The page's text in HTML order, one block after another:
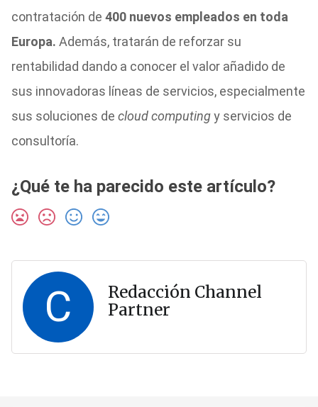
contratación de 400 nuevos empleados en toda
Europa. Además, tratarán de reforzar su
rentabilidad dando a conocer el valor añadido de
sus innovadoras líneas de servicios, especialmente
sus soluciones de cloud computingy servicios de
consultoría.
¿Qué te ha parecido este artículo?
C
Redacción Channel
Partner